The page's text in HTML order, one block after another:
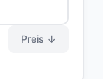
Preis ↓